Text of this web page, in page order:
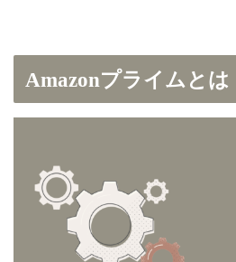
Amazonプライムとは